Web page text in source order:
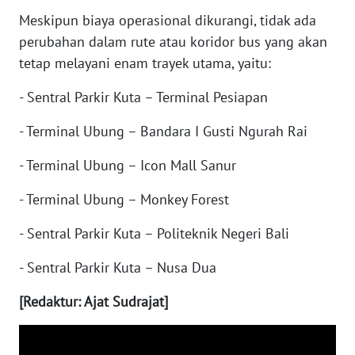
Meskipun biaya operasional dikurangi, tidak ada
perubahan dalam rute atau koridor bus yang akan
tetap melayani enam trayek utama, yaitu:
- Sentral Parkir Kuta – Terminal Pesiapan
- Terminal Ubung – Bandara I Gusti Ngurah Rai
- Terminal Ubung – Icon Mall Sanur
- Terminal Ubung – Monkey Forest
- Sentral Parkir Kuta – Politeknik Negeri Bali
- Sentral Parkir Kuta – Nusa Dua
[Redaktur: Ajat Sudrajat]
WN
NUSANTARA
WN
JATIM
BALI
WN